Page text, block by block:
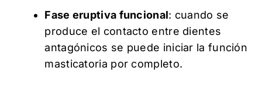
Fase eruptiva funcional: cuando se
produce el contacto entre dientes
antagónicos se puede iniciar la función
masticatoria por completo.